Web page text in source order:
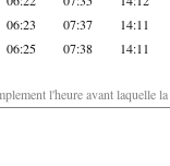
06:23 07:37 14:11
06:25 07:38 14:11
l'heure avant laquelle